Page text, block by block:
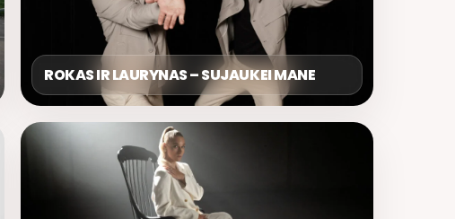
ROKAS IR LAURYNAS – SUJAUKEI MANE